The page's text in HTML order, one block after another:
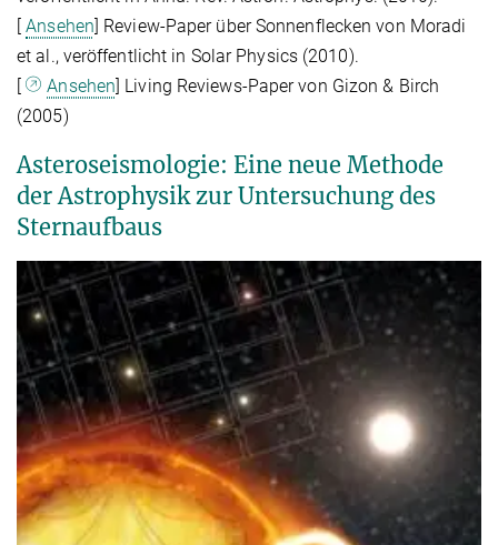
[Ansehen] Review-Paper über Sonnenflecken von Moradi
et al., veröffentlicht in Solar Physics (2010).
[
Ansehen] Living Reviews-Paper von Gizon & Birch
(2005)
Asteroseismologie: Eine neue Methode
der Astrophysik zur Untersuchung des
Sternaufbaus